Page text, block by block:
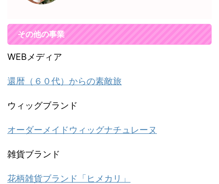
その他の事業
WEBメディア
還暦（６０代）からの素敵旅
ウィッグブランド
オーダーメイドウィッグナチュレーヌ
雑貨ブランド
花柄雑貨ブランド「ヒメカリ」